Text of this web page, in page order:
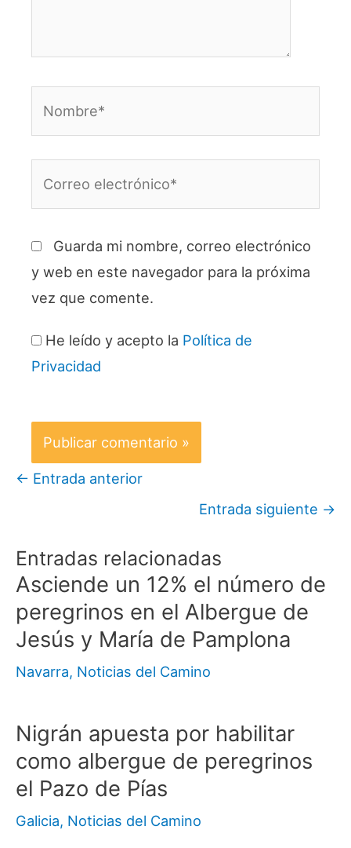
Guarda mi nombre, correo electrónico
y web en este navegador para la próxima
vez que comente.
He leído y acepto la Política de
Privacidad
← Entrada anterior
Entrada siguiente →
Entradas relacionadas
Asciende un 12% el número de
peregrinos en el Albergue de
Jesús y María de Pamplona
Navarra, Noticias del Camino
Nigrán apuesta por habilitar
como albergue de peregrinos
el Pazo de Pías
Galicia, Noticias del Camino